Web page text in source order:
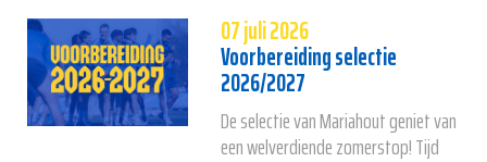
07 juli 2026
Voorbereiding selectie
2026/2027
De selectie van Mariahout geniet van
een welverdiende zomerstop! Tijd